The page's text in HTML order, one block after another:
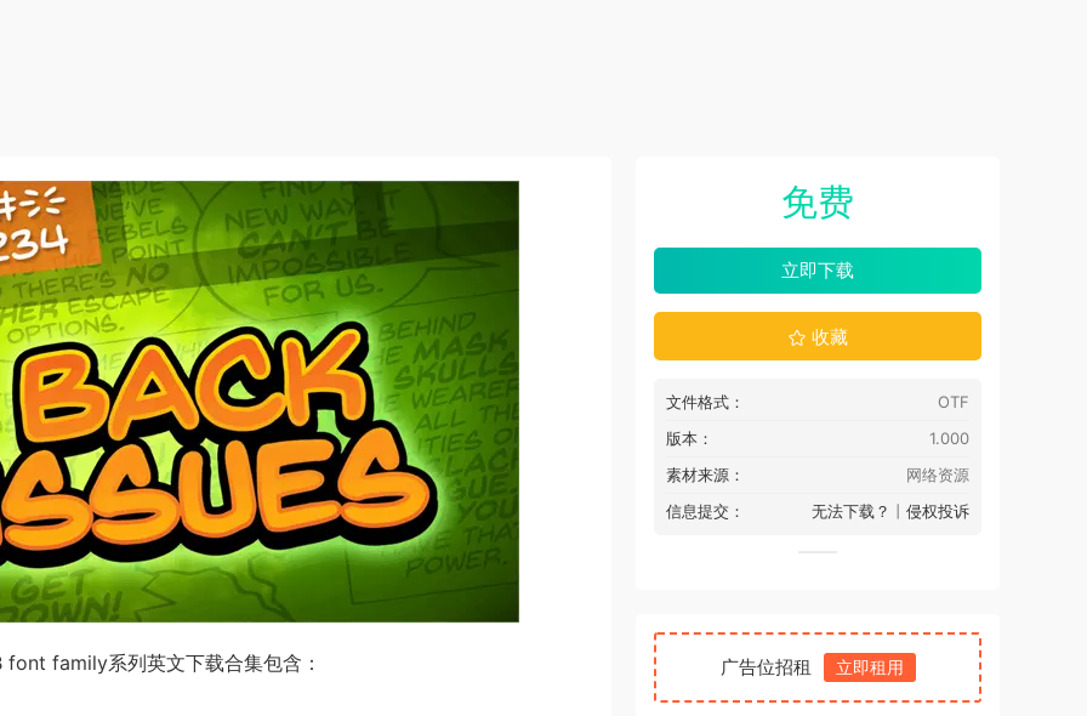
font family系列英文下载合集包含：
免费
立即下载
收藏
文件格式：
OTF
版本：
1.000
素材来源：
网络资源
信息提交：
无法下载？ 丨 侵权投诉
广告位招租 立即租用